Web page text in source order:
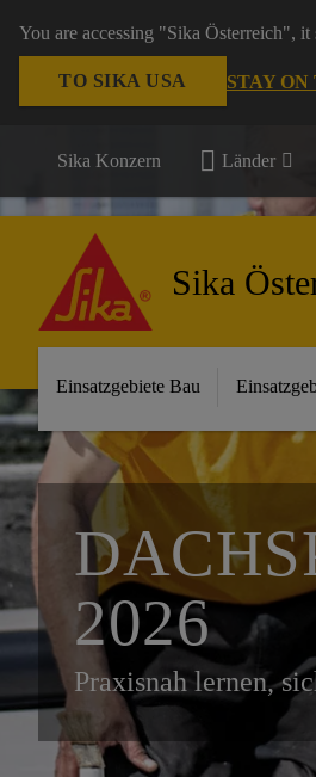
You are accessing "Sika Österreich",
TO SIKA USA STAY
Sika Konzern Länder
Sika
Einsatzgebiete Bau
2026
Praxisnah lernen,